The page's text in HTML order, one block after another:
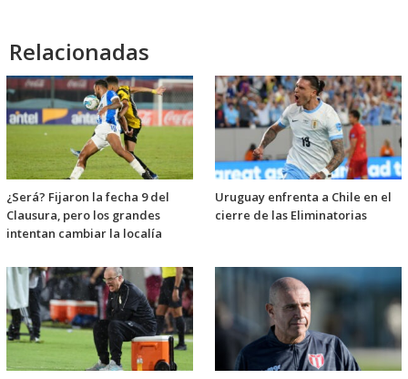
Relacionadas
¿Será? Fijaron la fecha 9 del
Clausura, pero los grandes
intentan cambiar la localía
Uruguay enfrenta a Chile en el
cierre de las Eliminatorias